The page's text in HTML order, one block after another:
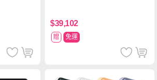
$39,102
贈 免運